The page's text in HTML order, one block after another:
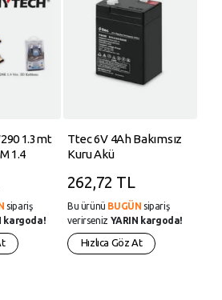
1.3mt
1.4
sipariş
kargoda!
Ttec 6V 4Ah Bakımsız
Kuru Akü
262,72 TL
Bu ürünü BUGÜN sipariş
verirseniz YARIN kargoda!
Hızlıca Göz At